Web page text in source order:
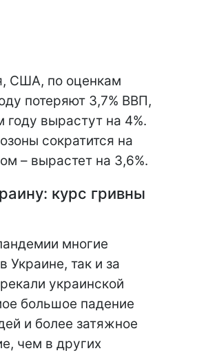
США, по оценкам
потеряют 3,7% ВВП,
вырастут на 4%.
сократится на
– вырастет на 3,6%.
курс гривны
многие
Украине, так и за
украинской
большое падение
и более затяжное
чем в других